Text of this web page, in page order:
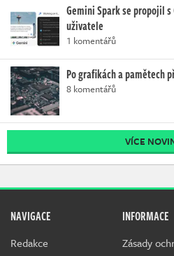
Gemini Spark se propojil
uživatele
1 komentářů
Po grafikách a pamětech
8 komentářů
VÍCE
NAVIGACE
Redakce
INFORMACE
Zásady